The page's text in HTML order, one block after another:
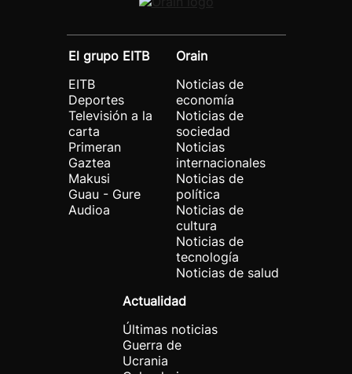
El grupo EITB
EITB
Deportes
Televisión a la
carta
Primeran
Gaztea
Makusi
Guau - Gure
Audioa
Orain
Noticias de
economía
Noticias de
sociedad
Noticias
internacionales
Noticias de
política
Noticias de
cultura
Noticias de
tecnología
Noticias de salud
Actualidad
Últimas noticias
Guerra de
Ucrania